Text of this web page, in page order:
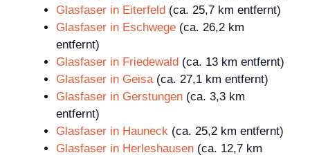
Glasfaser in Eiterfeld (ca. 25,7 km entfernt)
Glasfaser in Eschwege (ca. 26,2 km
entfernt)
Glasfaser in Friedewald (ca. 13 km entfernt)
Glasfaser in Geisa (ca. 27,1 km entfernt)
Glasfaser in Gerstungen (ca. 3,3 km
entfernt)
Glasfaser in Hauneck (ca. 25,2 km entfernt)
Glasfaser in Herleshausen (ca. 12,7 km